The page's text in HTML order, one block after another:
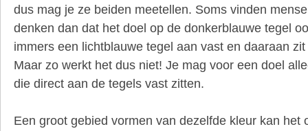
dus mag je ze beiden meetellen. Soms vinden
denken dan dat het doel op de donkerblauwe tegel
immers een lichtblauwe tegel aan vast en daaraan
Maar zo werkt het dus niet! Je mag voor een doel
die direct aan de tegels vast zitten.
Een groot gebied vormen van dezelfde kleur kan het